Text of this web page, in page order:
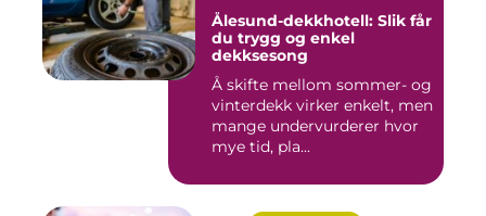
Ålesund-dekkhotell: Slik får
du trygg og enkel
dekksesong
Å skifte mellom sommer- og
vinterdekk virker enkelt, men
mange undervurderer hvor
mye tid, pla...